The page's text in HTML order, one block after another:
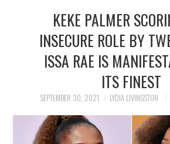
POLITICS
SPORTS
TECHNOLOGY
KEKE PALMER
INSECURE ROLE BY
ISSA RAE IS
ITS FINEST
SEPTEMBER 30, 2021 LYDIA LIVINGSTON